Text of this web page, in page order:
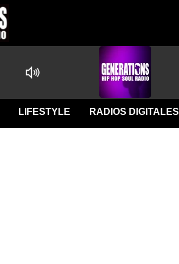
LIFESTYLE RADIOS DIGITALES